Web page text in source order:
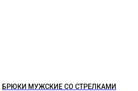
БРЮКИ МУЖСКИЕ СО СТРЕЛКАМИ